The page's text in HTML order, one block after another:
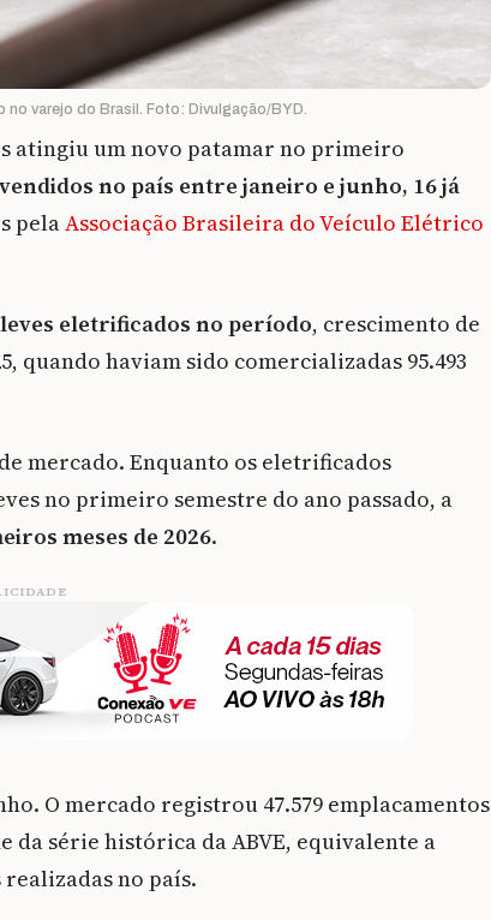
no varejo do Brasil. Foto: Divulgação/BYD.
atingiu um novo patamar no primeiro
no país entre janeiro e junho, 16 já
pelaAssociação Brasileira do Veículo Elétrico
eletrificados no período, crescimento de
quando haviam sido comercializadas 95.493
mercado. Enquanto os eletrificados
no primeiro semestre do ano passado, a
meses de 2026.
O mercado registrou 47.579 emplacamentos
série histórica da ABVE, equivalente a
realizadas no país.